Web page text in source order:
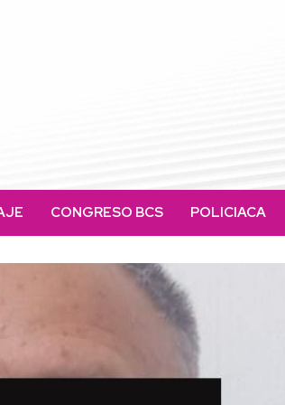
CONGRESO BCS POLICIACA